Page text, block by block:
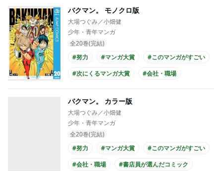
#心の闇
#このマンガがすごい
バクマン。 モノクロ版
大場つぐみ／小畑健
少年・青年マンガ
全20巻(完結)
#努力
#マンガ大賞
#このマンガがすごい
#次にくるマンガ大賞
#会社・職場
#実写化
#映画化
バクマン。 カラー版
大場つぐみ／小畑健
少年・青年マンガ
全20巻(完結)
#努力
#マンガ大賞
#このマンガがすごい
#会社・職場
#書店員が選んだコミック